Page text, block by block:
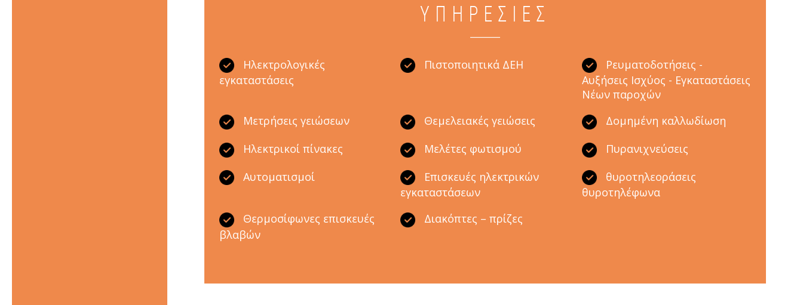
ΥΠΗΡΕΣΙΕΣ
Ηλεκτρολογικές
εγκαταστάσεις
Πιστοποιητικά ΔΕΗ
Ρευματοδοτήσεις -
Αυξήσεις Ισχύος - Εγκαταστάσεις
Νέων παροχών
Μετρήσεις γειώσεων
Θεμελειακές γειώσεις
Δομημένη καλλωδίωση
Ηλεκτρικοί πίνακες
Μελέτες φωτισμού
Πυρανιχνεύσεις
Αυτοματισμοί
Επισκευές ηλεκτρικών
εγκαταστάσεων
θυροτηλεοράσεις
θυροτηλέφωνα
Θερμοσίφωνες επισκευές
βλαβών
Διακόπτες – πρίζες